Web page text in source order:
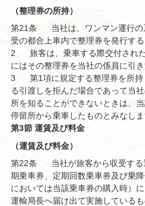
（整理券の所持）
第21条
当社は、ワンマン運行
受の都合上車内で整理券を発行する
2
旅客は、乗車する際交付され
にはその整理券を当社の係員に引
3
第1項に規定する整理券を所
る引渡しを拒んだ場合であって当
所を知ることができないときは、
停留所から乗車したものとみなしま
第3節 運賃及び料金
（運賃及び料金）
第22条
当社が旅客から収受す
期乗車券、定期回数乗車券及び乗
においては当該乗車券の購入時）
運輸局長へ届け出て実施しているも